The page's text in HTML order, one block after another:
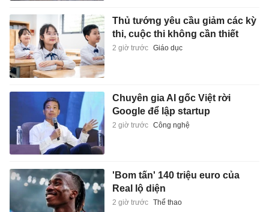
Thủ tướng yêu cầu giảm các kỳ
thi, cuộc thi không cần thiết
2 giờ trước Giáo dục
Chuyên gia AI gốc Việt rời
Google để lập startup
2 giờ trước Công nghệ
'Bom tấn' 140 triệu euro của
Real lộ diện
2 giờ trước Thể thao